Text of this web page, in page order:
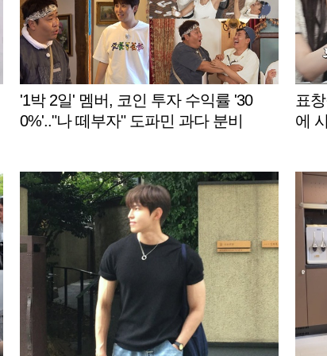
'1박 2일' 멤버, 코인 투자 수익률 '30
0%'.."나 떼부자" 도파민 과다 분비
표
에